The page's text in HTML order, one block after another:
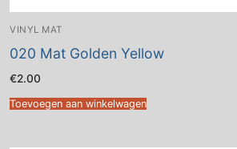
VINYL MAT
020 Mat Golden Yellow
€2.00
Toevoegen aan winkelwagen